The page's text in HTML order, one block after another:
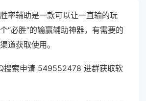
率辅助是一款可以让一直输的玩
“必胜”的输赢辅助神器，有需要的
道获取使用。
搜索申请 549552478 进群获取软